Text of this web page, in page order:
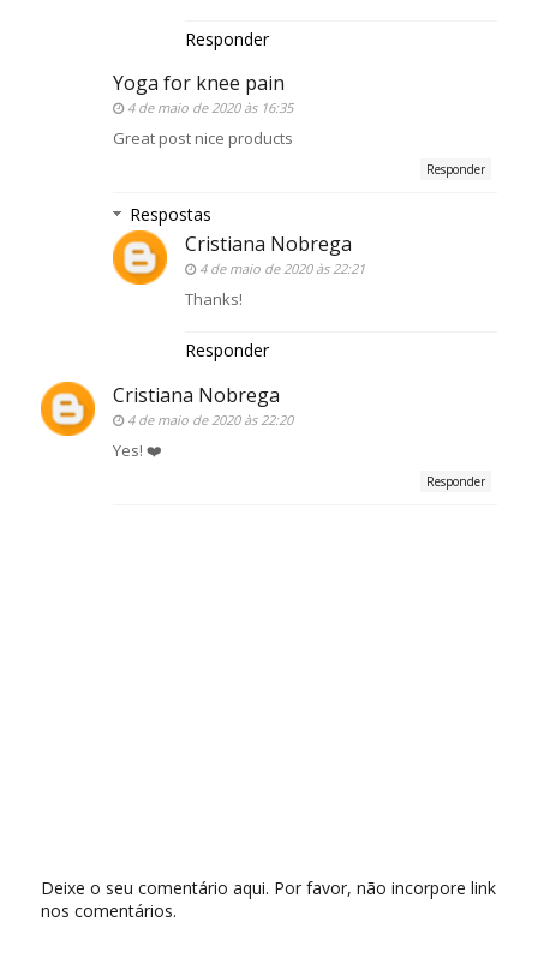
Responder
Yoga for knee pain
4 de maio de 2020 às 16:35
Great post nice products
Responder
Respostas
Cristiana Nobrega
4 de maio de 2020 às 22:21
Thanks!
Responder
Cristiana Nobrega
4 de maio de 2020 às 22:20
Yes! ❤️
Responder
Deixe o seu comentário aqui. Por favor, não incorpore link
nos comentários.